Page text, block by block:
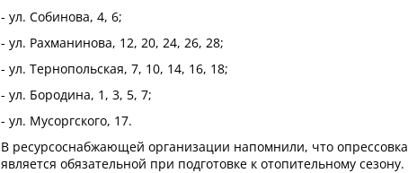
- ул. Собинова, 4, 6;
- ул. Рахманинова, 12, 20, 24, 26, 28;
- ул. Тернопольская, 7, 10, 14, 16, 18;
- ул. Бородина, 1, 3, 5, 7;
- ул. Мусоргского, 17.
В ресурсоснабжающей организации напомнили, что опрессовка
является обязательной при подготовке к отопительному сезону.